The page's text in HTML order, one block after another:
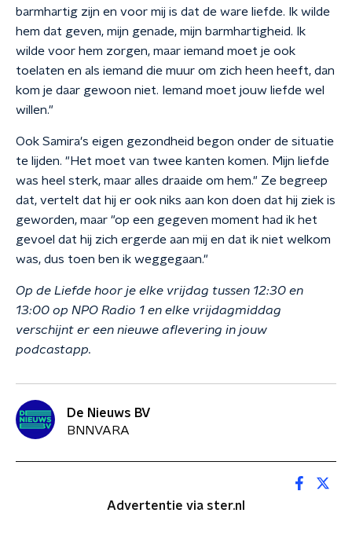
barmhartig zijn en voor mij is dat de ware liefde. Ik wilde
hem dat geven, mijn genade, mijn barmhartigheid. Ik
wilde voor hem zorgen, maar iemand moet je ook
toelaten en als iemand die muur om zich heen heeft, dan
kom je daar gewoon niet. Iemand moet jouw liefde wel
willen."
Ook Samira's eigen gezondheid begon onder de situatie
te lijden. "Het moet van twee kanten komen. Mijn liefde
was heel sterk, maar alles draaide om hem." Ze begreep
dat, vertelt dat hij er ook niks aan kon doen dat hij ziek is
geworden, maar "op een gegeven moment had ik het
gevoel dat hij zich ergerde aan mij en dat ik niet welkom
was, dus toen ben ik weggegaan."
Op de Liefde hoor je elke vrijdag tussen 12:30 en
13:00 op NPO Radio 1 en elke vrijdagmiddag
verschijnt er een nieuwe aflevering in jouw
podcastapp.
De Nieuws BV
BNNVARA
Advertentie via ster.nl